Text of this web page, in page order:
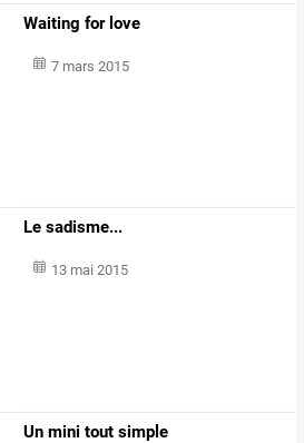
Waiting for love
7 mars 2015
Le sadisme...
13 mai 2015
Un mini tout simple